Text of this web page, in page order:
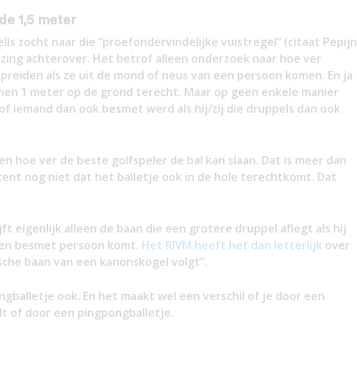
1,5 meter
zocht naar die “proefondervindelijke vuistregel” (citaat Pepijn
achterover. Het betrof alleen onderzoek naar hoe ver
als ze uit de mond of neus van een persoon komen. En ja
1 meter op de grond terecht. Maar op geen enkele manier
iemand dan ook besmet werd als hij/zij die druppels dan ook
hoe ver de beste golfspeler de bal kan slaan. Dat is meer dan
nog niet dat het balletje ook in de hole terechtkomt. Dat
eigenlijk alleen de baan die een grotere druppel aflegt als hij
besmet persoon komt. Het RIVM heeft het dan letterlijkover
baan van een kanonskogel volgt”.
ook. En het maakt wel een verschil of je door een
of door een pingpongballetje.